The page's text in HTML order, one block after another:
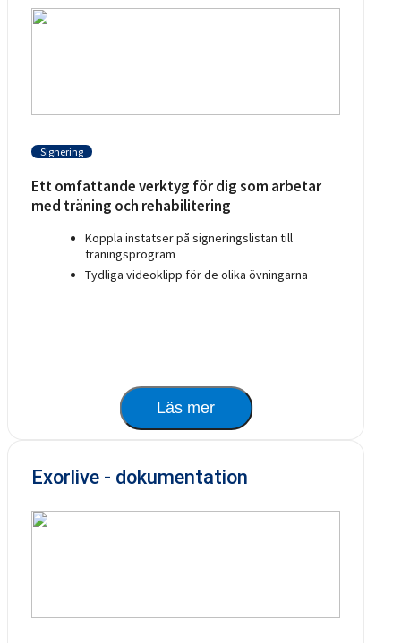
Signering
Ett omfattande verktyg för dig som arbetar
med träning och rehabilitering
Koppla instatser på signeringslistan till
träningsprogram
Tydliga videoklipp för de olika övningarna
Läs mer
Exorlive - dokumentation